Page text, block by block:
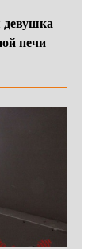
девушка
печи